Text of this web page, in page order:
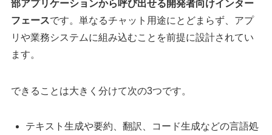
部アプリケーションから呼び出せる開発者向けインター
フェースです。単なるチャット用途にとどまらず、アプ
リや業務システムに組み込むことを前提に設計されてい
ます。
できることは大きく分けて次の3つです。
テキスト生成や要約、翻訳、コード生成などの言語処